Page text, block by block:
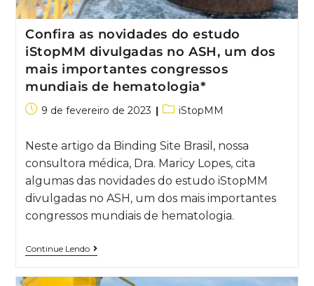
Confira as novidades do estudo
iStopMM divulgadas no ASH, um dos
mais importantes congressos
mundiais de hematologia*
9 de fevereiro de 2023 iStopMM
Neste artigo da Binding Site Brasil, nossa
consultora médica, Dra. Maricy Lopes, cita
algumas das novidades do estudo iStopMM
divulgadas no ASH, um dos mais importantes
congressos mundiais de hematologia.
Continue Lendo